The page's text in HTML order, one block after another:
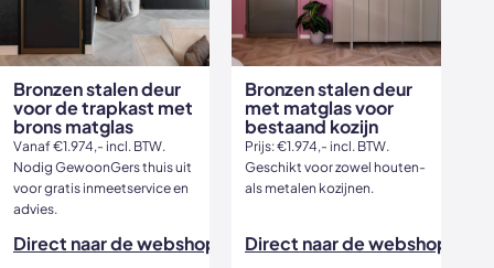
Bronzen stalen deur
voor de trapkast met
brons matglas
Vanaf €1.974,- incl. BTW.
Nodig GewoonGers thuis uit
voor gratis inmeetservice en
advies.
Direct naar de webshop
Bronzen stalen deur
met matglas voor
bestaand kozijn
Prijs: €1.974,- incl. BTW.
Geschikt voor zowel houten-
als metalen kozijnen.
Direct naar de webshop